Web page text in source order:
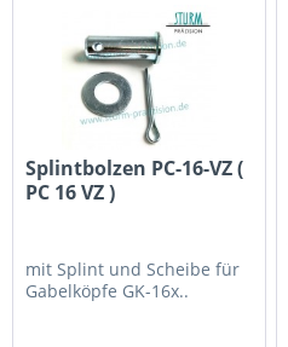
Splintbolzen PC-16-VZ (
PC 16 VZ )
mit Splint und Scheibefür
Gabelköpfe GK-16x..